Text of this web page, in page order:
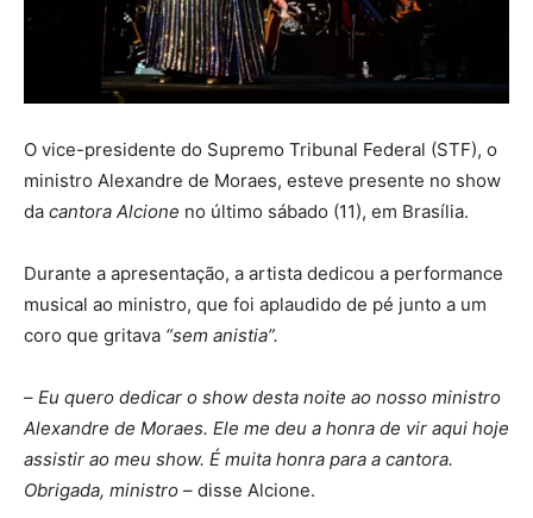
O vice-presidente do Supremo Tribunal Federal (STF), o
ministro Alexandre de Moraes, esteve presente no show
da cantora Alcione no último sábado (11), em Brasília.
Durante a apresentação, a artista dedicou a performance
musical ao ministro, que foi aplaudido de pé junto a um
coro que gritava “sem anistia”.
– Eu quero dedicar o show desta noite ao nosso ministro
Alexandre de Moraes. Ele me deu a honra de vir aqui hoje
assistir ao meu show. É muita honra para a cantora.
Obrigada, ministro – disse Alcione.